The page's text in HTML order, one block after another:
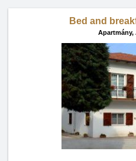
Bed and
Apartmány,